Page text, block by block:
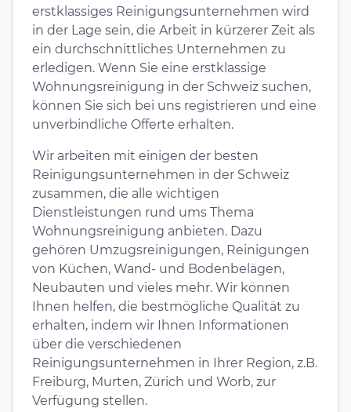
erstklassiges Reinigungsunternehmen wird
in der Lage sein, die Arbeit in kürzerer Zeit als
ein durchschnittliches Unternehmen zu
erledigen. Wenn Sie eine erstklassige
Wohnungsreinigung in der Schweiz suchen,
können Sie sich bei uns registrieren und eine
unverbindliche Offerte erhalten.
Wir arbeiten mit einigen der besten
Reinigungsunternehmen in der Schweiz
zusammen, die alle wichtigen
Dienstleistungen rund ums Thema
Wohnungsreinigung anbieten. Dazu
gehören Umzugsreinigungen, Reinigungen
von Küchen, Wand- und Bodenbelägen,
Neubauten und vieles mehr. Wir können
Ihnen helfen, die bestmögliche Qualität zu
erhalten, indem wir Ihnen Informationen
über die verschiedenen
Reinigungsunternehmen in Ihrer Region, z.B.
Freiburg, Murten, Zürich und Worb, zur
Verfügung stellen.